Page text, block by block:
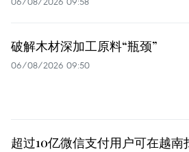
破解木材深加工原料“瓶颈”
06/08/2026 09:50
超过10亿微信支付用户可在越南